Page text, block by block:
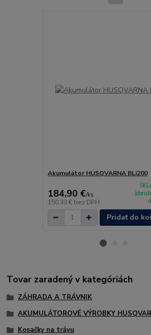
Akumulátor HUSQVARNA BLi200
184,90 €/ks
150,33 € bez DPH
Pridať do
Tovar zaradený v kategóriách
ZÁHRADA A TRÁVNIK
AKUMULÁTOROVÉ VÝROBKY
Kosačky na trávu